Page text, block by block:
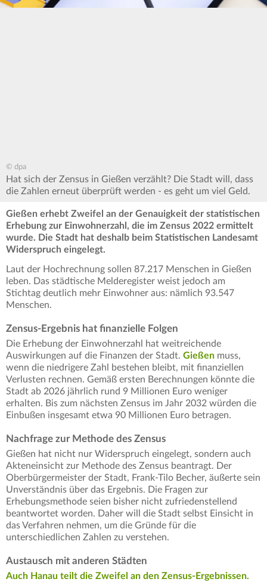
© dpa
Hat sich der Zensus in Gießen verzählt? Die Stadt will, dass
die Zahlen erneut überprüft werden - es geht um viel Geld.
Gießen erhebt Zweifel an der Genauigkeit der statistischen
Erhebung zur Einwohnerzahl, die im Zensus 2022 ermittelt
wurde. Die Stadt hat deshalb beim Statistischen Landesamt
Widerspruch eingelegt.
Laut der Hochrechnung sollen 87.217 Menschen in Gießen
leben. Das städtische Melderegister weist jedoch am
Stichtag deutlich mehr Einwohner aus: nämlich 93.547
Menschen.
Zensus-Ergebnis hat finanzielle Folgen
Die Erhebung der Einwohnerzahl hat weitreichende
Auswirkungen auf die Finanzen der Stadt. Gießen muss,
wenn die niedrigere Zahl bestehen bleibt, mit finanziellen
Verlusten rechnen. Gemäß ersten Berechnungen könnte die
Stadt ab 2026 jährlich rund 9 Millionen Euro weniger
erhalten. Bis zum nächsten Zensus im Jahr 2032 würden die
Einbußen insgesamt etwa 90 Millionen Euro betragen.
Nachfrage zur Methode des Zensus
Gießen hat nicht nur Widerspruch eingelegt, sondern auch
Akteneinsicht zur Methode des Zensus beantragt. Der
Oberbürgermeister der Stadt, Frank-Tilo Becher, äußerte sein
Unverständnis über das Ergebnis. Die Fragen zur
Erhebungsmethode seien bisher nicht zufriedenstellend
beantwortet worden. Daher will die Stadt selbst Einsicht in
das Verfahren nehmen, um die Gründe für die
unterschiedlichen Zahlen zu verstehen.
Austausch mit anderen Städten
Auch Hanau teilt die Zweifel an den Zensus-Ergebnissen.